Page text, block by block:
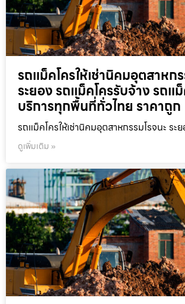
รถแม็คโครให้เช่านิคมอุตสาหกร
ระยอง รถแม็คโครรับจ้าง รถแม็
บริการทุกพื้นที่ทั่วไทย ราคาถูก
รถแม็คโครให้เช่านิคมอุตสาหกรรมโรจนะ ระ
ดูเพิ่มเติม »